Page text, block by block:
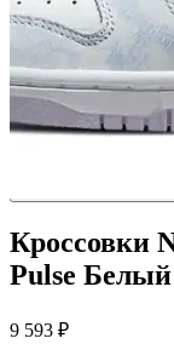
Кроссовки
Pulse Белый
9 593 ₽